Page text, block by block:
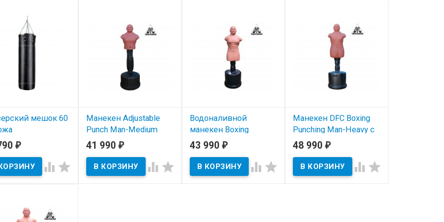
мешок 60
₽
 
Манекен Adjustable
Punch Man-Medium
TLS-H с регулировкой
Под заказ
41 990₽
 
Водоналивной
манекен Boxing
Punching Man-Heavy
43 990 ₽
 
Манекен DFC Boxing
Punching Man-Heavy c
регулировкой
48 990₽
 